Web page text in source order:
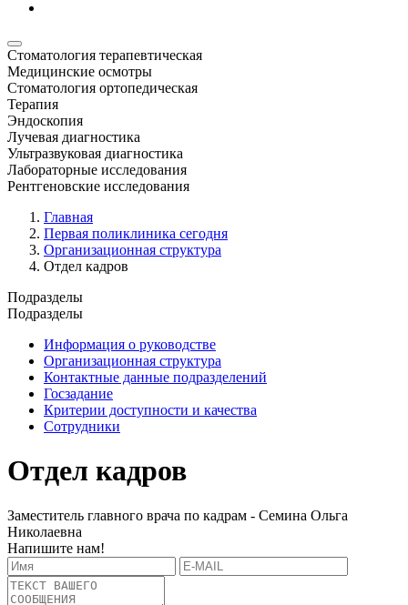
Стоматология терапевтическая
Медицинские осмотры
Стоматология ортопедическая
Терапия
Эндоскопия
Лучевая диагностика
Ультразвуковая диагностика
Лабораторные исследования
Рентгеновские исследования
Главная
Первая поликлиника сегодня
Организационная структура
Отдел кадров
Подразделы
Подразделы
Информация о руководстве
Организационная структура
Контактные данные подразделений
Госзадание
Критерии доступности и качества
Сотрудники
Отдел кадров
Заместитель главного врача по кадрам - Семина Ольга
Николаевна
Напишите нам!